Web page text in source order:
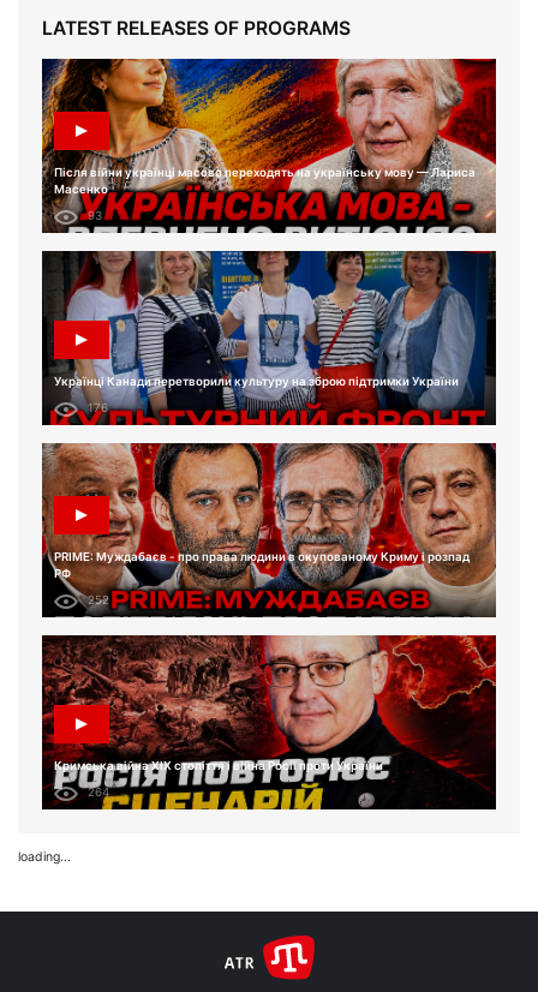
LATEST RELEASES OF PROGRAMS
Після війни українці масово переходять на українську мову — Лариса
Масенко
93
Українці Канади перетворили культуру на зброю підтримки України
176
PRIME: Муждабаєв - про права людини в окупованому Криму і розпад
РФ
252
Кримська війна XIX століття і війна Росії проти України
264
loading...